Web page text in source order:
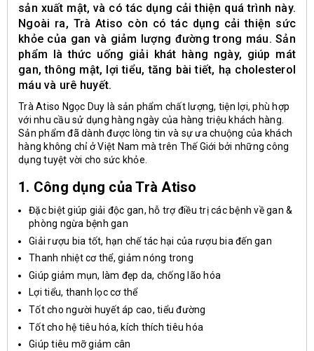
sản xuất mật, và có tác dụng cải thiện quá trình này.
Ngoài ra, Trà Atiso còn có tác dụng cải thiện sức
khỏe của gan và giảm lượng đường trong máu. Sản
phẩm là thức uống giải khát hàng ngày, giúp mát
gan, thông mật, lợi tiểu, tăng bài tiết, hạ cholesterol
máu và urê huyết.
Trà Atiso Ngọc Duy là sản phẩm chất lượng, tiện lợi, phù hợp
với nhu cầu sử dụng hàng ngày của hàng triệu khách hàng.
Sản phẩm đã dành được lòng tin và sự ưa chuộng của khách
hàng không chỉ ở Việt Nam mà trên Thế Giới bởi những công
dụng tuyệt vời cho sức khỏe.
1. Công dụng của Trà Atiso
Đặc biệt giúp giải độc gan, hỗ trợ điều trị các bệnh về gan &
phòng ngừa bệnh gan
Giải rượu bia tốt, hạn chế tác hại của rượu bia đến gan
Thanh nhiệt cơ thể, giảm nóng trong
Giúp giảm mụn, làm đẹp da, chống lão hóa
Lợi tiểu, thanh lọc cơ thể
Tốt cho người huyết áp cao, tiểu đường
Tốt cho hệ tiêu hóa, kích thích tiêu hóa
Giúp tiêu mỡ giảm cân